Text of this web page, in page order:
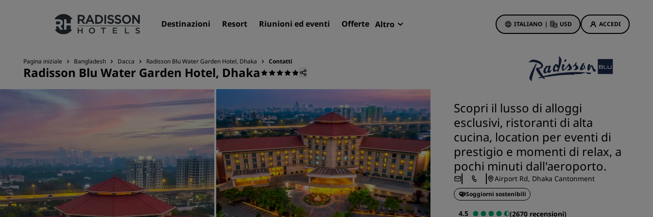
Destinazioni Resort Riunioni ed eventi Offerte Altro ITALIANO | USD ACCEDI
I nostri Marchi
Destinazioni
Resort
Residence
Hotel aeroportuali
Hotel nuovi e di prossima
apertura
Meeting ed eventi
Scopri Radisson Meetings
Offerte di hotel
Per la tua prima prenotazione,
meriti un regalo
Deals of the Day
Prenota in anticipo
Scopri i nostri pacchetti
Idee di viaggio
Hotel per famiglie
Pagina iniziale Bangladesh Dacca Radisson Blu Water Garden Hotel, Dhaka Contatti
Radisson Blu Water Garden Hotel, Dhaka
Scopri il lusso di alloggi
esclusivi, ristoranti di alta
cucina, location per eventi di
prestigio e momenti di relax, a
pochi minuti dall'aeroporto.
Airport Rd, Dhaka Cantonment
Soggiorni sostenibili
4.5
(2670 recensioni)